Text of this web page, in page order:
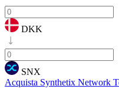
DKK
SNX
Acquista Synthetix Network